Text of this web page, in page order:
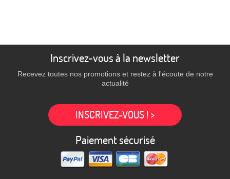
Inscrivez-vous à la newsletter
Recevez toutes nos promotions et restez à l'écoute de notre
actualité
INSCRIVEZ-VOUS ! >
Paiement sécurisé